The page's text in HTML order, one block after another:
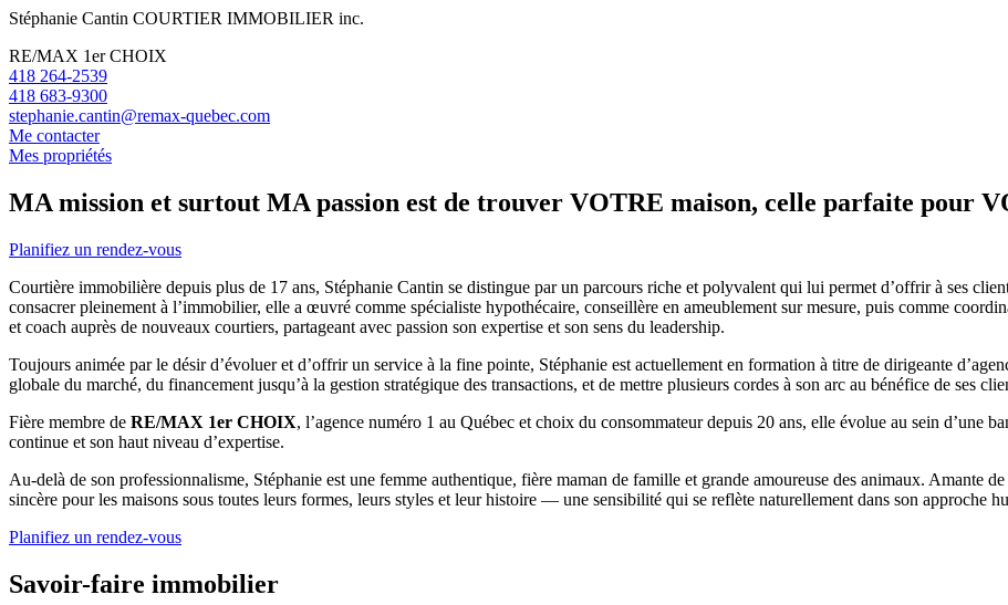
Stéphanie Cantin COURTIER IMMOBILIER inc.
RE/MAX 1er CHOIX
418 264-2539
418 683-9300
stephanie.cantin@remax-quebec.com
Me contacter
Mes propriétés
MA mission et surtout MA passion est de trouver VOTRE maison, celle parfaite pour
Planifiez un rendez-vous
Courtière immobilière depuis plus de 17 ans, Stéphanie Cantin se distingue par un parcours riche et polyvalent qui lui permet d’offrir à ses
consacrer pleinement à l’immobilier, elle a œuvré comme spécialiste hypothécaire, conseillère en ameublement sur mesure, puis comme
et coach auprès de nouveaux courtiers, partageant avec passion son expertise et son sens du leadership.
Toujours animée par le désir d’évoluer et d’offrir un service à la fine pointe, Stéphanie est actuellement en formation à titre de dirigeante
globale du marché, du financement jusqu’à la gestion stratégique des transactions, et de mettre plusieurs cordes à son arc au bénéfice de ses
Fière membre de RE/MAX 1er CHOIX, l’agence numéro 1 au Québec et choix du consommateur depuis 20 ans, elle évolue au sein d’une
continue et son haut niveau d’expertise.
Au-delà de son professionnalisme, Stéphanie est une femme authentique, fière maman de famille et grande amoureuse des animaux. Amante
sincère pour les maisons sous toutes leurs formes, leurs styles et leur histoire — une sensibilité qui se reflète naturellement dans son approche
Planifiez un rendez-vous
Savoir-faire immobilier